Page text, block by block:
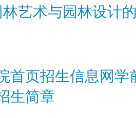
林艺术与园林设计
首页招生信息网学
生简章